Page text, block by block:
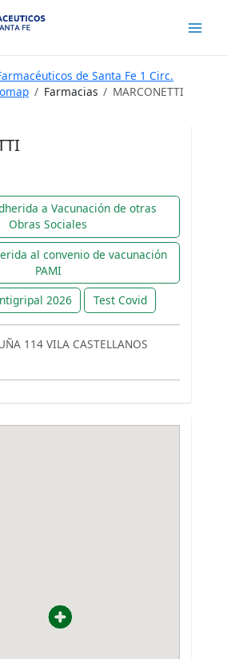
de Santa Fe 1 Circ.
Farmacias MARCONETTI
a Vacunación de otras
Obras Sociales
al convenio de vacunación
PAMI
2026
Test Covid
114 VILA CASTELLANOS